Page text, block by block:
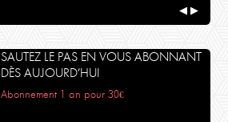
◀ ▶
SAUTEZ LE PAS EN VOUS ABONNANT
DÈS AUJOURD’HUI
Abonnement 1 an pour 30€